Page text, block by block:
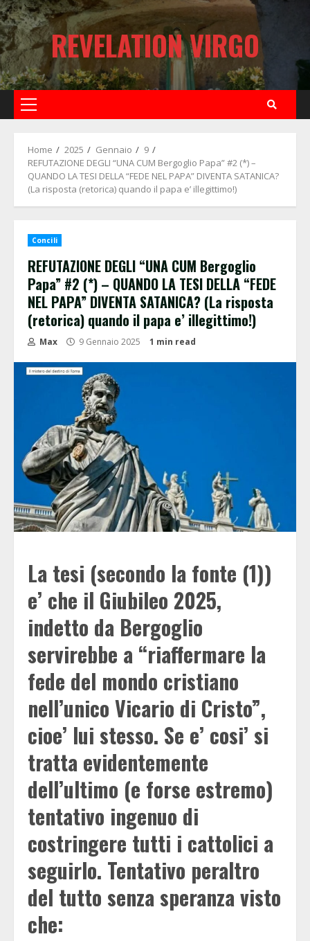
Skip
to
content
REVELATION VIRGO
Primary
Home 2025 Gennaio
9
REFUTAZIONE DEGLI “UNA CUM Bergoglio Papa” #2 (*) –
QUANDO LA TESI DELLA “FEDE NEL PAPA” DIVENTA SATANICA?
(La risposta (retorica) quando il papa e’ illegittimo!)
Concili
REFUTAZIONE DEGLI “UNA CUM Bergoglio
Papa” #2 (*) – QUANDO LA TESI DELLA “FEDE
NEL PAPA” DIVENTA SATANICA? (La risposta
(retorica) quando il papa e’ illegittimo!)
Max 9 Gennaio 2025 1 min read
La tesi (secondo la fonte (1))
e’ che il Giubileo 2025,
indetto da Bergoglio
servirebbe a “riaffermare la
fede del mondo cristiano
nell’unico Vicario di Cristo”,
cioe’ lui stesso. Se e’ cosi’ si
tratta evidentemente
dell’ultimo (e forse estremo)
tentativo ingenuo di
costringere tutti i cattolici a
seguirlo. Tentativo peraltro
del tutto senza speranza visto
che: